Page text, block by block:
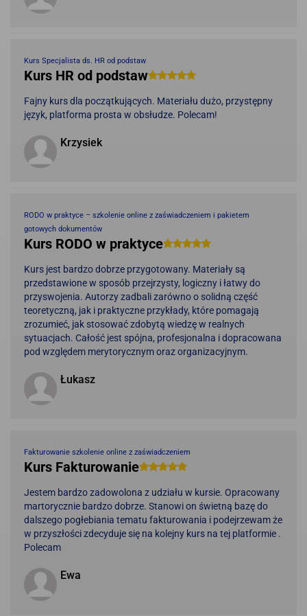
Kurs Specjalista ds. HR od podstaw
Kurs HR od podstaw
Fajny kurs dla początkujących. Materiału dużo, przystępny
język, platforma prosta w obsłudze. Polecam!
Krzysiek
RODO w praktyce – szkolenie online z zaświadczeniem i pakietem
gotowych dokumentów
Kurs RODO w praktyce
Kurs jest bardzo dobrze przygotowany. Materiały są
przedstawione w sposób przejrzysty, logiczny i łatwy do
przyswojenia. Autorzy zadbali zarówno o solidną część
teoretyczną, jak i praktyczne przykłady, które pomagają
zrozumieć, jak stosować zdobytą wiedzę w realnych
sytuacjach. Całość jest spójna, profesjonalna i dopracowana
pod względem merytorycznym oraz organizacyjnym.
Łukasz
Fakturowanie szkolenie online z zaświadczeniem
Kurs Fakturowanie
Jestem bardzo zadowolona z udziału w kursie. Opracowany
martorycznie bardzo dobrze. Stanowi on świetną bazę do
dalszego pogłebiania tematu fakturowania i podejrzewam że
w przyszłości zdecyduje się na kolejny kurs na tej platformie .
Polecam
Ewa